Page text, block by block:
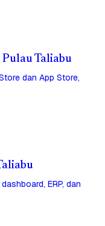
Taliabu
dan App Store,
ERP, dan